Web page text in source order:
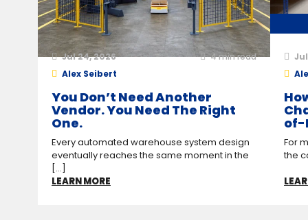
Jul 24, 2026 4min read
Alex Seibert
You Don’t Need Another
Vendor. You Need The Right
One.
Every automated warehouse system design
eventually reaches the same moment in the
[...]
LEARN MORE
of-
For
the